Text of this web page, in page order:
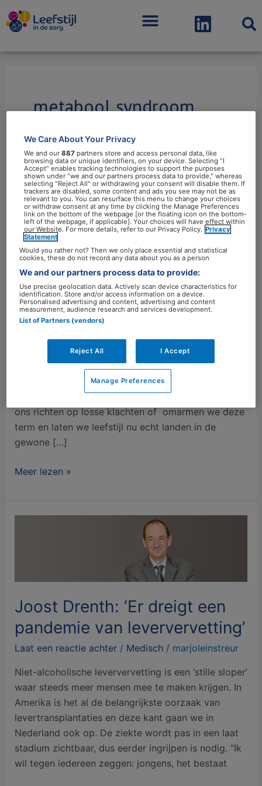
Menu
metabool syndroom
Metabole disfunctie: oorzaak
van allerlei ziektes?
Laat een reactie achter /Medisch/marjoleinstreur
Hoge bloeddruk, hoog cholesterol, verhoogde
prostaathypertrofie en dementie. Het lijken
misschien losse problemen, maar volgens artsen
Yvo Sijpkens en Daphne Uyterlinden hebben ze een
gezamenlijke basis: metabole disfunctie. “Blijven we
ons richten op losse klachten of omarmen we deze
term en laten we leefstijl nu echt landen in de
gewone […]
Metabole
disfunctie:
oorzaak
van
allerlei
ziektes?
Meer lezen »
Joost Drenth: ‘Er dreigt een
pandemie van leververvetting’
Laat een reactie achter / Medisch/ marjoleinstreur
Niet-alcoholische leververvetting is een ‘stille sloper’
waar steeds meer mensen mee te maken krijgen. In
Amerika is het al de belangrijkste oorzaak van
levertransplantaties en deze kant gaan we in
Nederland ook op. De ziekte wordt pas in een laat
stadium zichtbaar, dus eerder ingrijpen is nodig. “Ik
wil tegen iedereen zeggen: jongens, het bestaat
een
pandemie
van
leververvetting’
We Care About Your Privacy
We and our887 partners store and access personal data, like
browsing data or unique identifiers, on your device. Selecting "I
Accept" enables tracking technologies to support the purposes
shown under "we and our partners process data to provide," whereas
selecting "Reject All" or withdrawing your consent will disable them. If
trackers are disabled, some content and ads you see may not be as
relevant to you. You can resurface this menu to change your choices
or withdraw consent at any time by clicking the Manage Preferences
link on the bottom of the webpage [or the floating icon on the bottom-
left of the webpage, if applicable]. Your choices will have effect within
our Website. For more details, refer to our Privacy Policy. Privacy
Statement
Would you rather not? Then we only place essential and statistical
cookies, these do not record any data about you as a person
We and our partners process data to provide:
Use precise geolocation data. Actively scan device characteristics for
identification. Store and/or access information on a device.
Personalised advertising and content, advertising and content
measurement, audience research and services development.
List of Partners (vendors)
Reject All I Accept
Manage Preferences